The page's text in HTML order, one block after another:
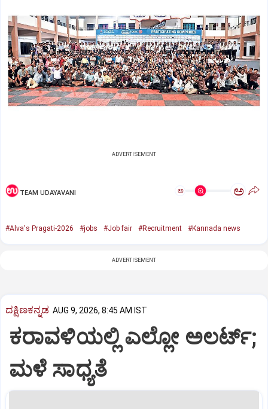
ADVERTISEMENT
TEAM UDAYAVANI ಅ ಅ
#Alva's Pragati-2026 #jobs #Job fair #Recruitment #Kannada news
ADVERTISEMENT
ದಕ್ಷಿಣಕನ್ನಡ AUG 9, 2026, 8:45 AM IST
ಕರಾವಳಿಯಲ್ಲಿ ಎಲ್ಲೋ ಅಲರ್ಟ್‌;
ಮಳೆ ಸಾಧ್ಯತೆ